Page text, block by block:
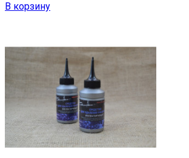
В корзину